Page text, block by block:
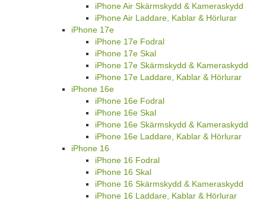
iPhone Air Skärmskydd & Kameraskydd
iPhone Air Laddare, Kablar & Hörlurar
iPhone 17e
iPhone 17e Fodral
iPhone 17e Skal
iPhone 17e Skärmskydd & Kameraskydd
iPhone 17e Laddare, Kablar & Hörlurar
iPhone 16e
iPhone 16e Fodral
iPhone 16e Skal
iPhone 16e Skärmskydd & Kameraskydd
iPhone 16e Laddare, Kablar & Hörlurar
iPhone 16
iPhone 16 Fodral
iPhone 16 Skal
iPhone 16 Skärmskydd & Kameraskydd
iPhone 16 Laddare, Kablar & Hörlurar